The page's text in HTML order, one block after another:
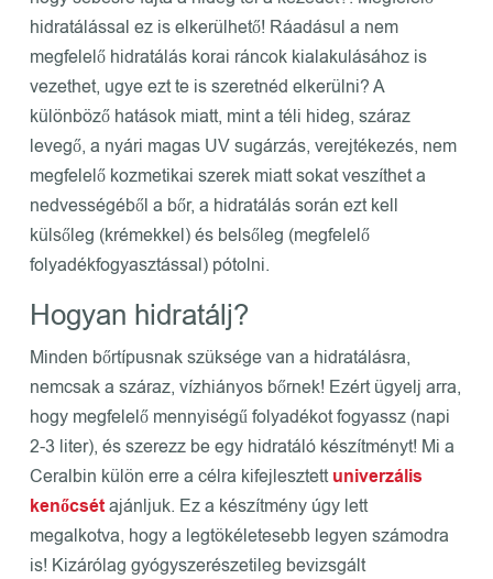
hidratálással ez is elkerülhető! Ráadásul a nem
megfelelő hidratálás korai ráncok kialakulásához is
vezethet, ugye ezt te is szeretnéd elkerülni? A
különböző hatások miatt, mint a téli hideg, száraz
levegő, a nyári magas UV sugárzás, verejtékezés, nem
megfelelő kozmetikai szerek miatt sokat veszíthet a
nedvességéből a bőr, a hidratálás során ezt kell
külsőleg (krémekkel) és belsőleg (megfelelő
folyadékfogyasztással) pótolni.
Hogyan hidratálj?
Minden bőrtípusnak szüksége van a hidratálásra,
nemcsak a száraz, vízhiányos bőrnek! Ezért ügyelj arra,
hogy megfelelő mennyiségű folyadékot fogyassz (napi
2-3 liter), és szerezz be egy hidratáló készítményt! Mi a
Ceralbin külön erre a célra kifejlesztettuniverzális
kenőcsétajánljuk. Ez a készítmény úgy lett
megalkotva, hogy a legtökéletesebb legyen számodra
is! Kizárólag gyógyszerészetileg bevizsgált